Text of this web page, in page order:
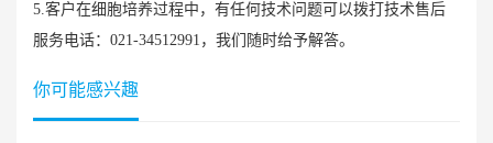
5.客户在细胞培养过程中，有任何技术问题可以拨打技术售后
服务电话：021-34512991，我们随时给予解答。
你可能感兴趣